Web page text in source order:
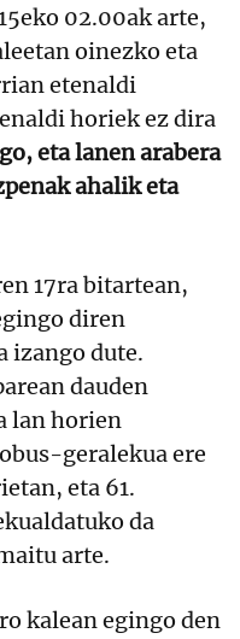
02.00ak arte,
oinezko eta
etenaldi
horiek ez dira
eta lanen arabera
ahalik eta
17ra bitartean,
diren
izango dute.
dauden
lan horien
geralekua ere
eta 61.
da
arte.
kalean egingo den